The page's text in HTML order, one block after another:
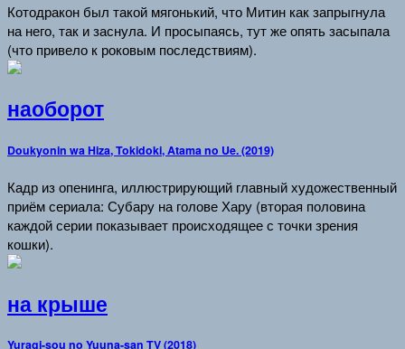
Котодракон был такой мягонький, что Митин как запрыгнула
на него, так и заснула. И просыпаясь, тут же опять засыпала
(что привело к роковым последствиям).
наоборот
Doukyonin wa Hiza, Tokidoki, Atama no Ue. (2019)
Кадр из опенинга, иллюстрирующий главный художественный
приём сериала: Субару на голове Хару (вторая половина
каждой серии показывает происходящее с точки зрения
кошки).
на крыше
Yuragi-sou no Yuuna-san TV (2018)